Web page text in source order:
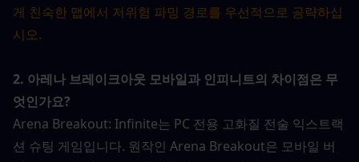
게 친숙한 맵에서 저위험 파밍 경로를 우선적으로 공략하십
시오.
2. 아레나 브레이크아웃 모바일과 인피니트의 차이점은 무
엇인가요?
Arena Breakout: Infinite는 PC 전용 고화질 전술 익스트랙
션 슈팅 게임입니다. 원작인 Arena Breakout은 모바일 버